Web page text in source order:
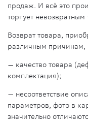
продаж. И всё это
торгует невозвратным
Возврат товара,
различным причинам,
— качество товара (
комплектация);
— несоответствие
параметров, фото в
значительно